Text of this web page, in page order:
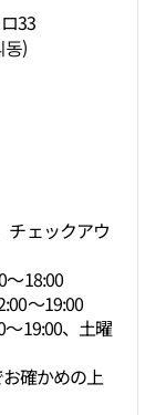
33
동)
チェックアウ
～18:00
～19:00
～19:00、土曜
お確かめの上